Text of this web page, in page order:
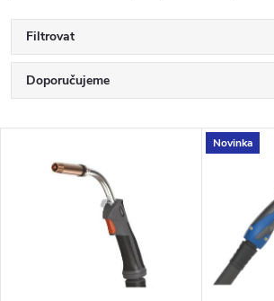
Filtrovat
Řazení produktů
Doporučujeme
Nejprodávanější
Výpis produktů
Novinka